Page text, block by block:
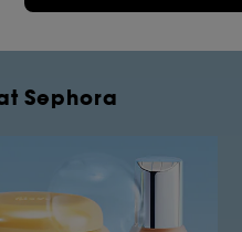
Sephora